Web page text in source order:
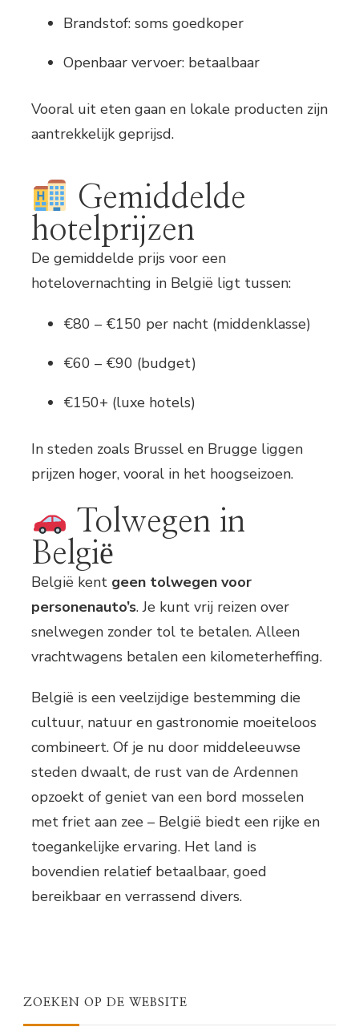
Brandstof: soms goedkoper
Openbaar vervoer: betaalbaar
Vooral uit eten gaan en lokale producten zijn
aantrekkelijk geprijsd.
Gemiddelde
hotelprijzen
De gemiddelde prijs voor een
hotelovernachting in België ligt tussen:
€80 – €150 per nacht (middenklasse)
€60 – €90 (budget)
€150+ (luxe hotels)
In steden zoals Brussel en Brugge liggen
prijzen hoger, vooral in het hoogseizoen.
Tolwegen in
België
België kent geen tolwegen voor
personenauto’s. Je kunt vrij reizen over
snelwegen zonder tol te betalen. Alleen
vrachtwagens betalen een kilometerheffing.
België is een veelzijdige bestemming die
cultuur, natuur en gastronomie moeiteloos
combineert. Of je nu door middeleeuwse
steden dwaalt, de rust van de Ardennen
opzoekt of geniet van een bord mosselen
met friet aan zee – België biedt een rijke en
toegankelijke ervaring. Het land is
bovendien relatief betaalbaar, goed
bereikbaar en verrassend divers.
ZOEKEN OP DE WEBSITE